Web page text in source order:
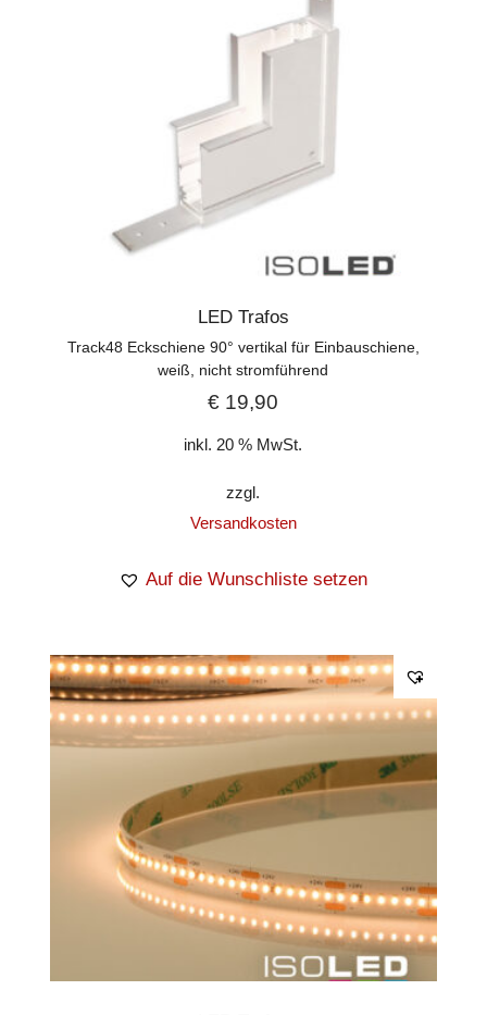
LED Trafos
Track48 Eckschiene 90° vertikal für Einbauschiene,
weiß, nicht stromführend
€ 19,90
inkl. 20 % MwSt.
zzgl.
Versandkosten
Auf die Wunschliste setzen